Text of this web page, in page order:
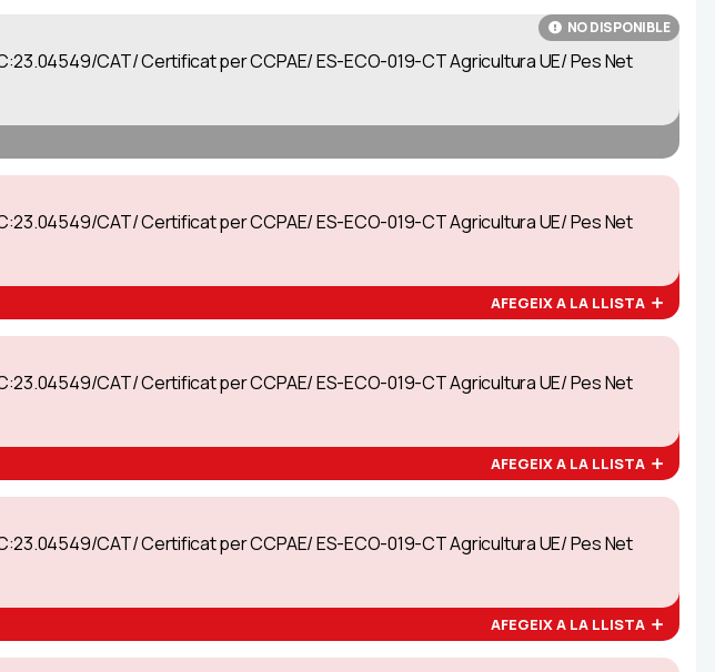
NO DISPONIBLE
CAT/ Certificat per CCPAE/ ES-ECO-019-CT Agricultura UE/ Pes Net
CAT/ Certificat per CCPAE/ ES-ECO-019-CT Agricultura UE/ Pes Net
AFEGEIX A LA LLISTA
CAT/ Certificat per CCPAE/ ES-ECO-019-CT Agricultura UE/ Pes Net
AFEGEIX A LA LLISTA
CAT/ Certificat per CCPAE/ ES-ECO-019-CT Agricultura UE/ Pes Net
AFEGEIX A LA LLISTA